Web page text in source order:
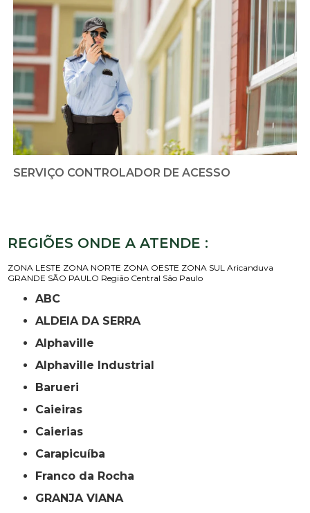
SERVIÇO CONTROLADOR DE ACESSO
REGIÕES ONDE A ATENDE :
ZONA LESTE ZONA NORTE ZONA OESTE ZONA SUL Aricanduva
GRANDE SÃO PAULO Região Central São Paulo
ABC
ALDEIA DA SERRA
Alphaville
Alphaville Industrial
Barueri
Caieiras
Caierias
Carapicuíba
Franco da Rocha
GRANJA VIANA